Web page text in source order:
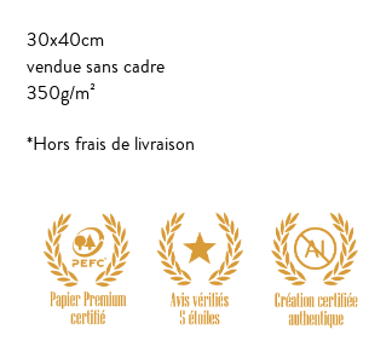
30x40cm
vendue sans cadre
350g/m²
*Hors frais de livraison